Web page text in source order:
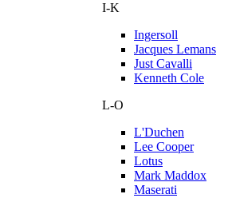
I-K
Ingersoll
Jacques Lemans
Just Cavalli
Kenneth Cole
L-O
L'Duchen
Lee Cooper
Lotus
Mark Maddox
Maserati